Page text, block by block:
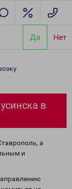
Да Нет
в
а
и